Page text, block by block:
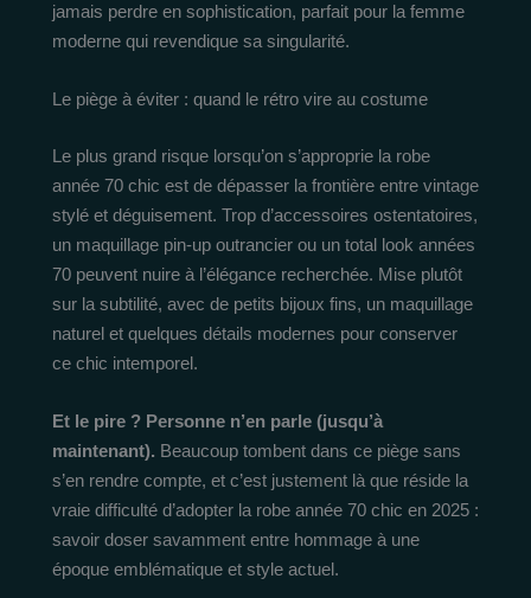
jamais perdre en sophistication, parfait pour la femme
moderne qui revendique sa singularité.
Le piège à éviter : quand le rétro vire au costume
Le plus grand risque lorsqu’on s’approprie la robe
année 70 chic est de dépasser la frontière entre vintage
stylé et déguisement. Trop d’accessoires ostentatoires,
un maquillage pin-up outrancier ou un total look années
70 peuvent nuire à l’élégance recherchée. Mise plutôt
sur la subtilité, avec de petits bijoux fins, un maquillage
naturel et quelques détails modernes pour conserver
ce chic intemporel.
Et le pire ? Personne n’en parle (jusqu’à
maintenant). Beaucoup tombent dans ce piège sans
s’en rendre compte, et c’est justement là que réside la
vraie difficulté d’adopter la robe année 70 chic en 2025 :
savoir doser savamment entre hommage à une
époque emblématique et style actuel.